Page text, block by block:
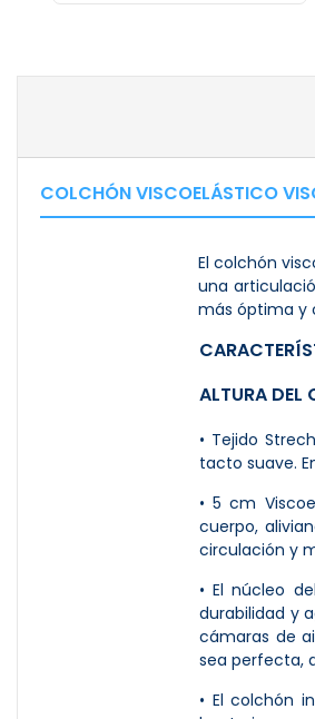
COLCHÓN VISCOELÁSTICO
El colchón
una
más óptima y
ALTURA
• Tejido
tacto suave.
• 5 cm
cuerpo,
circulación y
• El núcleo
durabilidad y
cámaras de
sea perfecta,
• El colchón